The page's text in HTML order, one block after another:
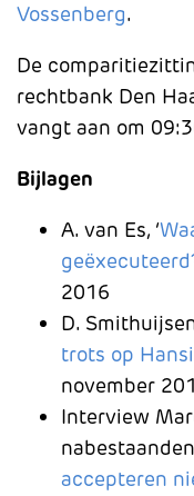
Vossenberg.
De
rechtbank Den
vangt aan om
Bijlagen
A. van Es, ‘
2016
D.
trots op
november
Interview
accepteren